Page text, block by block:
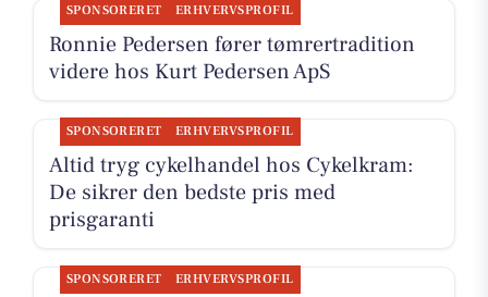
SPONSORERET ERHVERVSPROFIL
Ronnie Pedersen fører tømrertradition
videre hos Kurt Pedersen ApS
SPONSORERET ERHVERVSPROFIL
Altid tryg cykelhandel hos Cykelkram:
De sikrer den bedste pris med
prisgaranti
SPONSORERET ERHVERVSPROFIL